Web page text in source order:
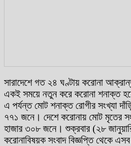
সারাদেশে গত ২৪ ঘণ্টায় করোনা
একই সময়ে নতুন করে করোনা শনাক্ত
এ পর্যন্ত মোট শনাক্ত রোগীর সংখ্যা
৭৭১ জনে। দেশে করোনায় মোট মৃতের
হাজার ৩০৮ জনে। শুক্রবার (২৮
করোনাবিষয়ক সংবাদ বিজ্ঞপ্তি থেকে